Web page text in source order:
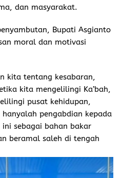
dan masyarakat.
Bupati Asgianto
moral dan motivasi
kita tentang kesabaran,
kita mengelilingi Ka’bah,
pusat kehidupan,
pengabdian kepada
sebagai bahan bakar
beramal saleh di tengah